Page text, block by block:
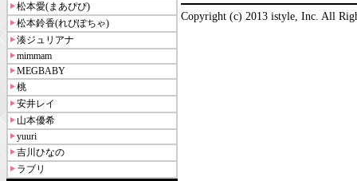
松本愛(まあぴぴ)
松本鈴香(れぴぽちゃ)
湊ジュリアナ
mimmam
MEGBABY
桃
安井レイ
山本優希
yuuri
吉川ひなの
ラブリ
Copyright (c) 2013 istyle, Inc. All